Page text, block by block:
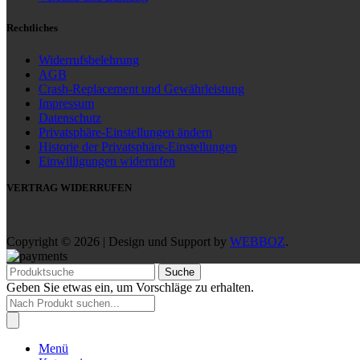
Rechtliches
Widerrufsbelehrung
AGB
Crash-Replacement und Gewährleistung
Impressum
Datenschutz
Privatsphäre-Einstellungen ändern
Historie der Privatsphäre-Einstellungen
Einwilligungen widerrufen
VERTRAG WIDERRUFEN
Copyright © 2026 | Design und Support by WEBBOZ.
Suche
Geben Sie etwas ein, um Vorschläge zu erhalten.
Products
search
Menü